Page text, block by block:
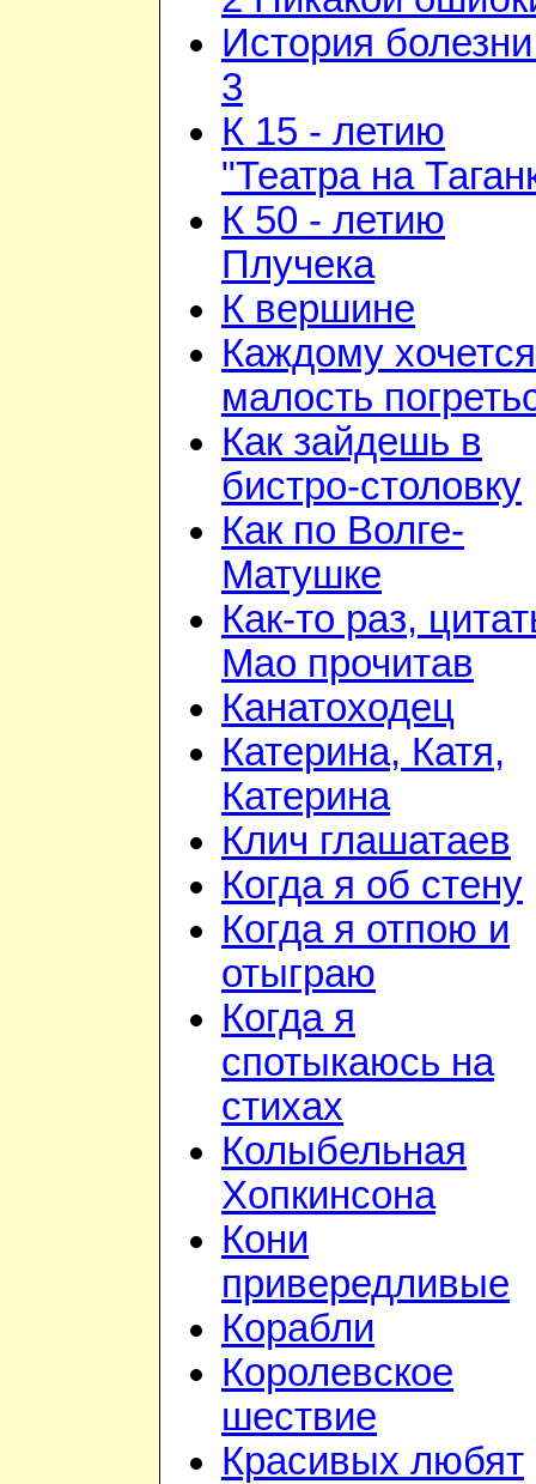
История
3
К 15 - летию
"Театра на
К 50 - летию
Плучека
К вершине
Каждому хочется
малость
Как зайдешь в
бистро-столовку
Как по Волге-
Матушке
Как-то раз,
Мао прочитав
Канатоходец
Катерина, Катя,
Катерина
Клич глашатаев
Когда я об стену
Когда я отпою и
отыграю
Когда я
спотыкаюсь на
стихах
Колыбельная
Хопкинсона
Кони
привередливые
Корабли
Королевское
шествие
Красивых любят